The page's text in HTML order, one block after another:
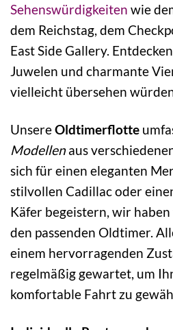
Sehenswürdigkeiten wie
dem Reichstag, dem
East Side Gallery.
Juwelen und charmante
vielleicht übersehen
UnsereOldtimerflotte
Modellenaus
sich für einen eleganten
stilvollen Cadillac oder
Käfer begeistern, wir
den passenden Oldtimer.
einem hervorragenden
regelmäßig gewartet, um
komfortable Fahrt zu